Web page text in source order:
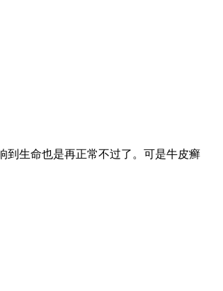
到生命也是再正常不过了。可是牛皮癣